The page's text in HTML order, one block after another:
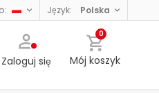
język: polska
Zaloguj się
0
Mój koszyk